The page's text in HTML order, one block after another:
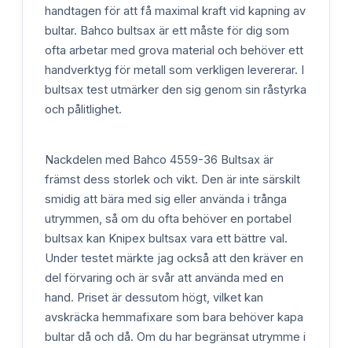
handtagen för att få maximal kraft vid kapning av
bultar. Bahco bultsax är ett måste för dig som
ofta arbetar med grova material och behöver ett
handverktyg för metall som verkligen levererar. I
bultsax test utmärker den sig genom sin råstyrka
och pålitlighet.
Nackdelen med Bahco 4559-36 Bultsax är
främst dess storlek och vikt. Den är inte särskilt
smidig att bära med sig eller använda i trånga
utrymmen, så om du ofta behöver en portabel
bultsax kan Knipex bultsax vara ett bättre val.
Under testet märkte jag också att den kräver en
del förvaring och är svår att använda med en
hand. Priset är dessutom högt, vilket kan
avskräcka hemmafixare som bara behöver kapa
bultar då och då. Om du har begränsat utrymme i